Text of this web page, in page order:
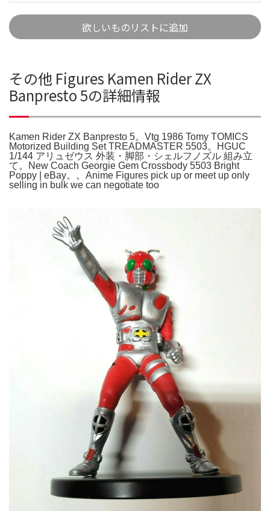
欲しいものリストに追加
その他 Figures Kamen Rider ZX
Banpresto 5の詳細情報
Kamen Rider ZX Banpresto 5。Vtg 1986 Tomy TOMICS
Motorized Building Set TREADMASTER 5503。HGUC
1/144 アリュゼウス 外装・脚部・シェルフノズル 組み立
て。New Coach Georgie Gem Crossbody 5503 Bright
Poppy | eBay。。Anime Figures pick up or meet up only
selling in bulk we can negotiate too